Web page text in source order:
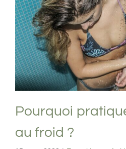
Pourquoi pratiquer
Exposition au froid
Pourquoi
au froid ?